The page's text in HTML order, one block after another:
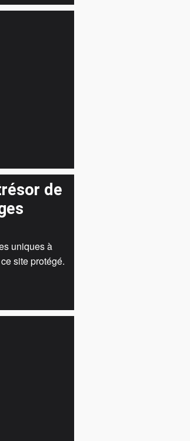
de
uniques à
site protégé.